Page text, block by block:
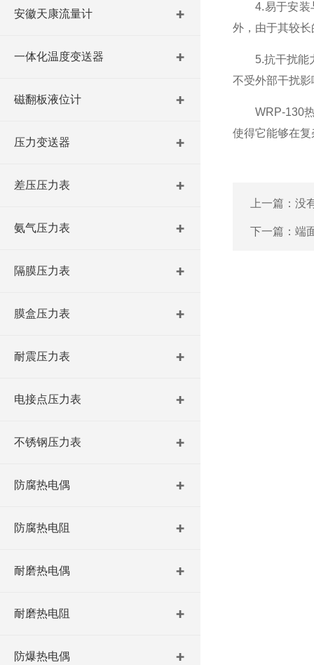
安徽天康流量计
一体化温度变送器
磁翻板液位计
压力变送器
差压压力表
氨气压力表
隔膜压力表
膜盒压力表
耐震压力表
电接点压力表
不锈钢压力表
防腐热电偶
防腐热电阻
耐磨热电偶
耐磨热电阻
防爆热电偶
4.易于安装与
外，由于其较
5.抗干扰能力
不受外部干扰影
WRP-130热
使得它能够在
上一篇：没
下一篇： 端